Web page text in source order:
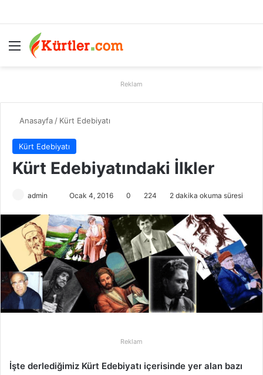
Menü
Reklam
Anasayfa / Kürt Edebiyatı
Kürt Edebiyatı
Kürt Edebiyatındaki İlkler
admin
r
e
-
p
o
s
t
n
Ocak 4, 2016 0 224 2 dakika okuma süresi
Reklam
İşte derlediğimiz Kürt Edebiyatı içerisinde yer alan bazı